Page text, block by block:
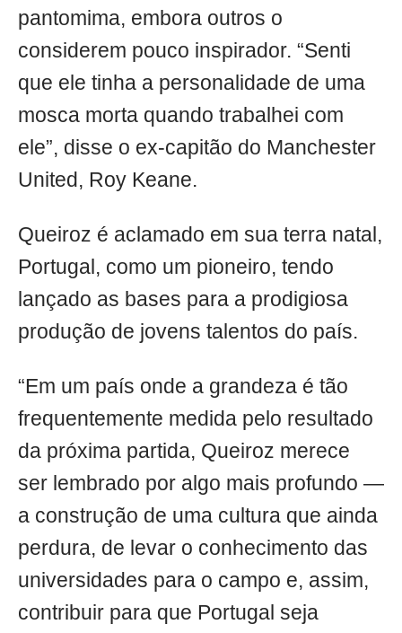
pantomima, embora outros o
considerem pouco inspirador. “Senti
que ele tinha a personalidade de uma
mosca morta quando trabalhei com
ele”, disse o ex-capitão do Manchester
United, Roy Keane.
Queiroz é aclamado em sua terra natal,
Portugal, como um pioneiro, tendo
lançado as bases para a prodigiosa
produção de jovens talentos do país.
“Em um país onde a grandeza é tão
frequentemente medida pelo resultado
da próxima partida, Queiroz merece
ser lembrado por algo mais profundo —
a construção de uma cultura que ainda
perdura, de levar o conhecimento das
universidades para o campo e, assim,
contribuir para que Portugal seja